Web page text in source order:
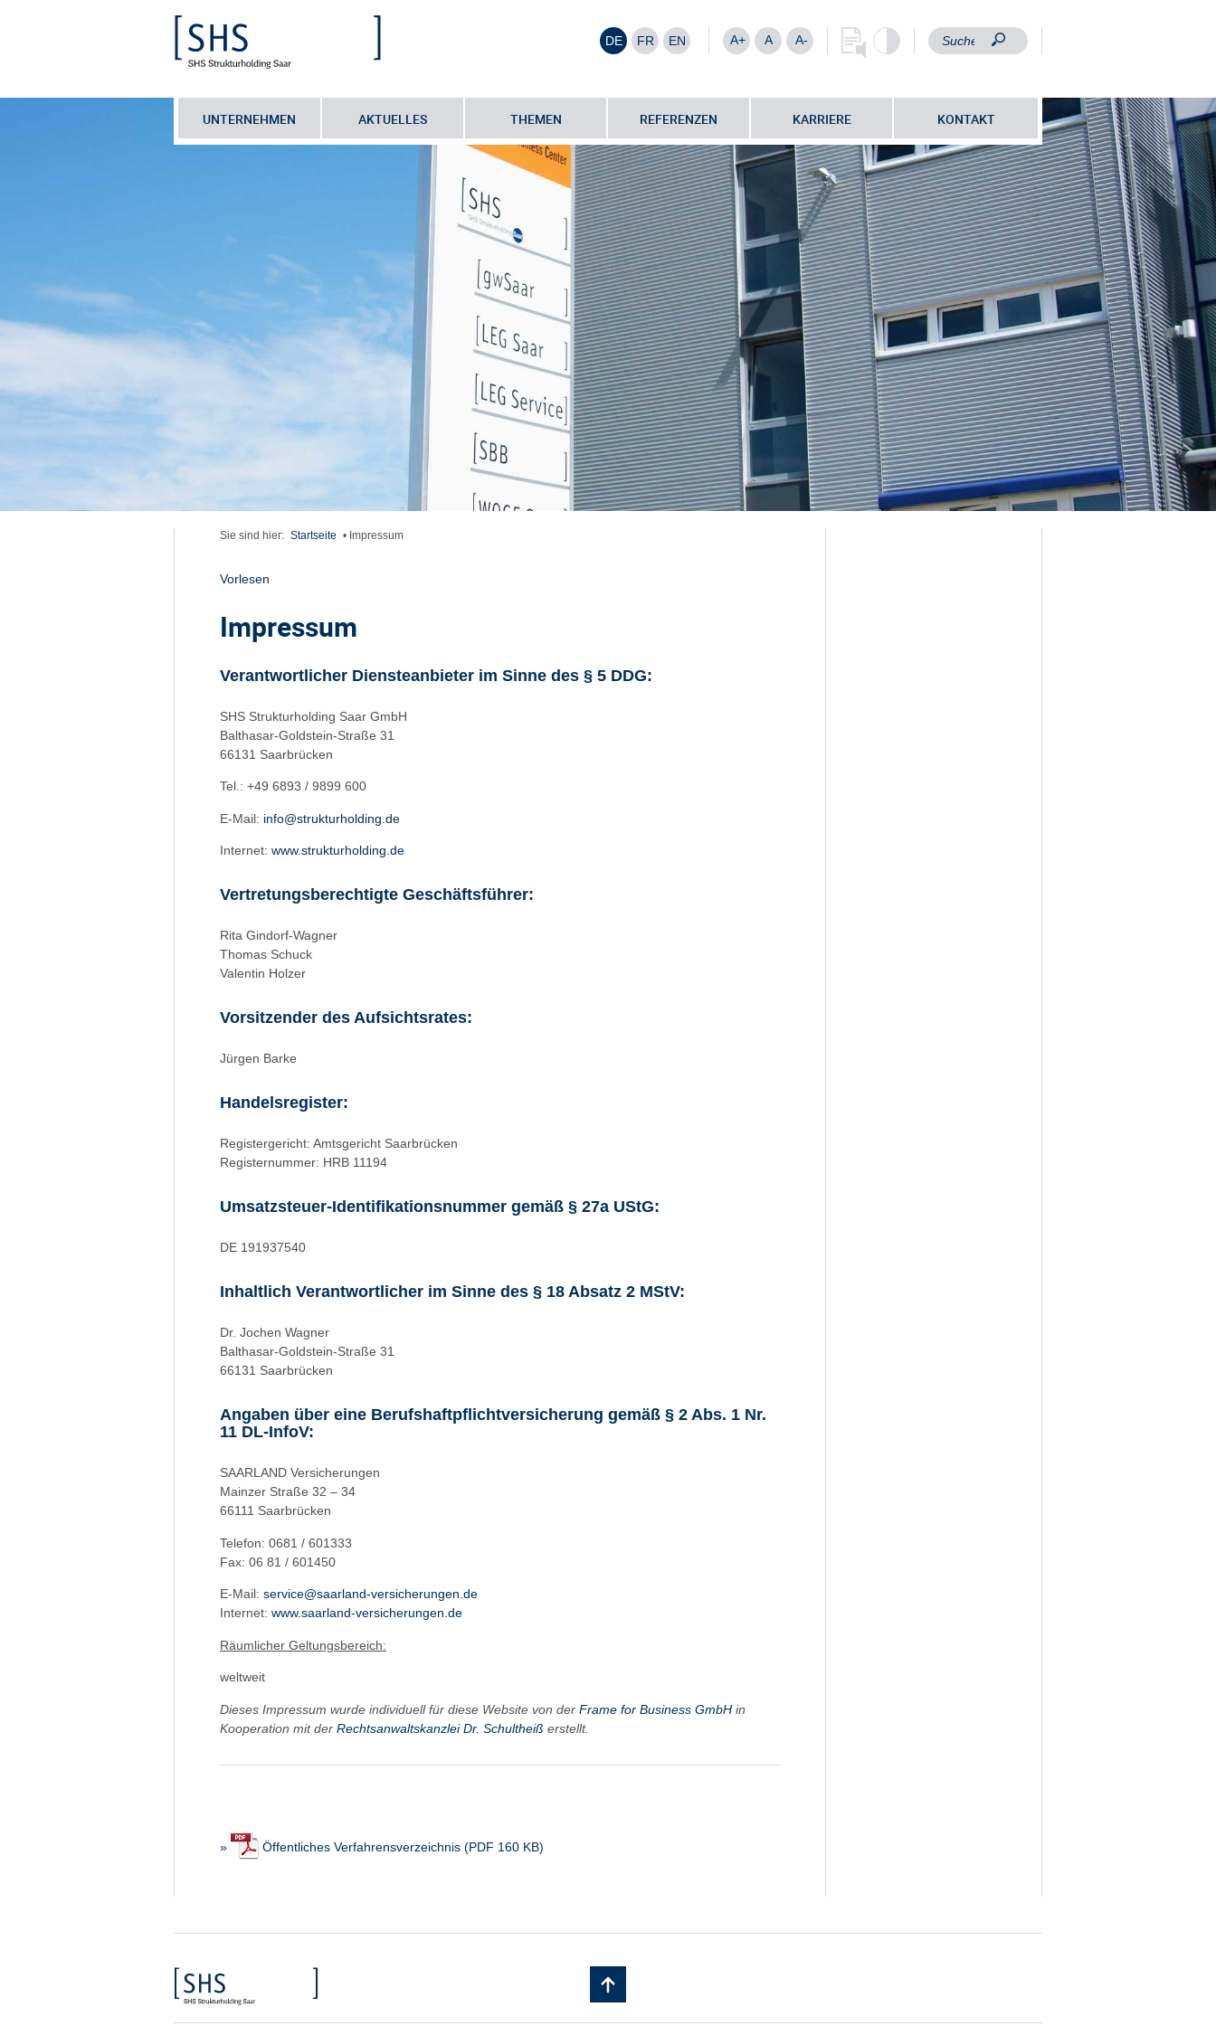
DE FR EN A+ A A-
UNTERNEHMEN AKTUELLES THEMEN REFERENZEN KARRIERE KONTAKT
Sie sind hier: Startseite • Impressum
Vorlesen
Impressum
Verantwortlicher Diensteanbieter im Sinne des § 5 DDG:
SHS Strukturholding Saar GmbH
Balthasar-Goldstein-Straße 31
66131 Saarbrücken
Tel.: +49 6893 / 9899 600
E-Mail: info@strukturholding.de
Internet: www.strukturholding.de
Vertretungsberechtigte Geschäftsführer:
Rita Gindorf-Wagner
Thomas Schuck
Valentin Holzer
Vorsitzender des Aufsichtsrates:
Jürgen Barke
Handelsregister:
Registergericht: Amtsgericht Saarbrücken
Registernummer: HRB 11194
Umsatzsteuer-Identifikationsnummer gemäß § 27a UStG:
DE 191937540
Inhaltlich Verantwortlicher im Sinne des § 18 Absatz 2 MStV:
Dr. Jochen Wagner
Balthasar-Goldstein-Straße 31
66131 Saarbrücken
Angaben über eine Berufshaftpflichtversicherung gemäß § 2 Abs. 1 Nr.
11 DL-InfoV:
SAARLAND Versicherungen
Mainzer Straße 32 – 34
66111 Saarbrücken
Telefon: 0681 / 601333
Fax: 06 81 / 601450
E-Mail: service@saarland-versicherungen.de
Internet: www.saarland-versicherungen.de
Räumlicher Geltungsbereich:
weltweit
Dieses Impressum wurde individuell für diese Website von der Frame for Business GmbH in
Kooperation mit der Rechtsanwaltskanzlei Dr. Schultheiß erstellt.
» Öffentliches Verfahrensverzeichnis (PDF 160 KB)